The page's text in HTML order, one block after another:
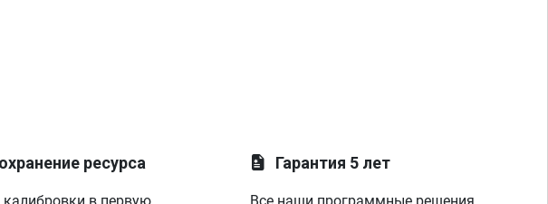
ресурса Гарантия 5 лет